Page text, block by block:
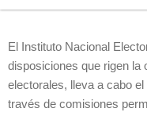
El Instituto Nacional
disposiciones que rigen la
electorales, lleva a cabo
través de comisiones